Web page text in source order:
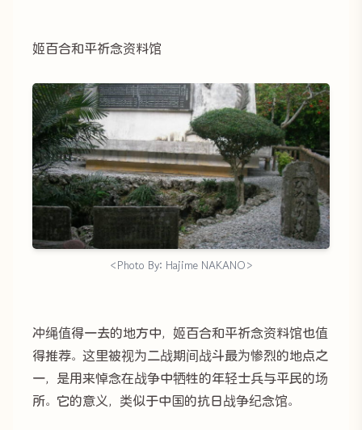
姬百合和平祈念资料馆
<Photo By: Hajime NAKANO>
冲绳值得一去的地方中，姬百合和平祈念资料馆也值
得推荐。这里被视为二战期间战斗最为惨烈的地点之
一，是用来悼念在战争中牺牲的年轻士兵与平民的场
所。它的意义，类似于中国的抗日战争纪念馆。